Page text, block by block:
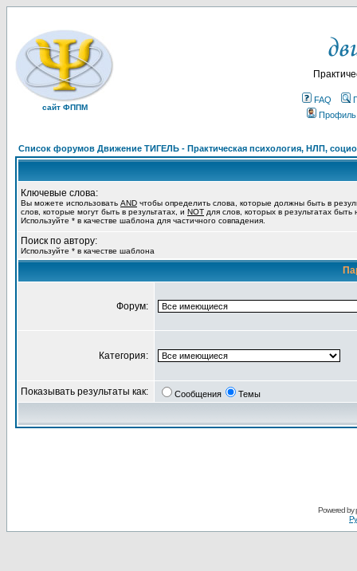
сайт ФППМ
FAQ
Профиль
Список форумов Движение ТИГЕЛЬ - Практическая психология, НЛП,
Ключевые слова:
Вы можете использовать AND чтобы определить слова, которые должны быть в
слов, которые могут быть в результатах, и NOT для слов, которых в результатах
Используйте * в качестве шаблона для частичного совпадения.
Поиск по автору:
Используйте * в качестве шаблона
Форум:
Категория:
Показывать результаты как: Сообщения Темы
Powered by